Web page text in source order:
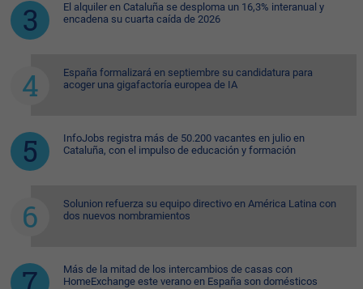
El alquiler en Cataluña se desploma un 16,3% interanual y
encadena su cuarta caída de 2026
España formalizará en septiembre su candidatura para
acoger una gigafactoría europea de IA
InfoJobs registra más de 50.200 vacantes en julio en
Cataluña, con el impulso de educación y formación
Solunion refuerza su equipo directivo en América Latina con
dos nuevos nombramientos
Más de la mitad de los intercambios de casas con
HomeExchange este verano en España son domésticos